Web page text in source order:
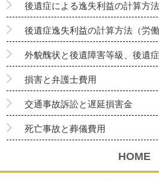
後遺症による逸失利益の計算方法
後遺症逸失利益の計算方法（労
外貌醜状と後遺障害等級、後遺
損害と弁護士費用
交通事故訴訟と遅延損害金
死亡事故と葬儀費用
HOME